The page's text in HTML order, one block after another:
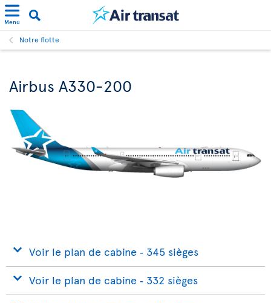
Menu
Notre flotte
Airbus A330-200
Voir le plan de cabine ‐ 345 sièges
Voir le plan de cabine ‐ 332 sièges